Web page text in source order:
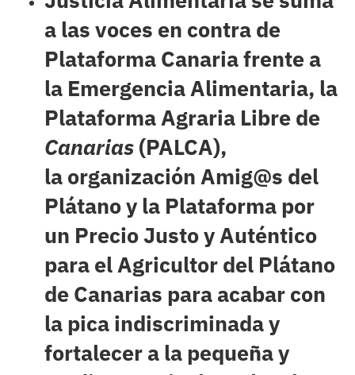
a las voces en contra de
Plataforma Canaria frente a
la Emergencia Alimentaria, la
Plataforma Agraria Libre de
Canarias(PALCA),
la organización Amig@s del
Plátano y la Plataforma por
un Precio Justo y Auténtico
para el Agricultor del Plátano
de Canarias para acabar con
la pica indiscriminada y
fortalecer a la pequeña y